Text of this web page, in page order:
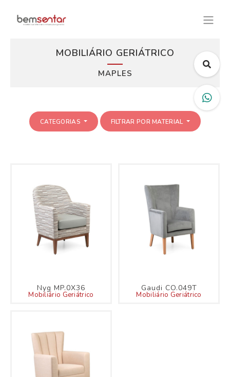
MOBILIÁRIO GERIÁTRICO
MAPLES
CATEGORIAS FILTRAR POR MATERIAL
Nyg MP.0X36
Mobiliário Geriátrico
Gaudi CO.049T
Mobiliário Geriátrico